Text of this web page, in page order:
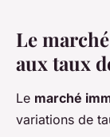
Le
aux taux
Le marché
variations de